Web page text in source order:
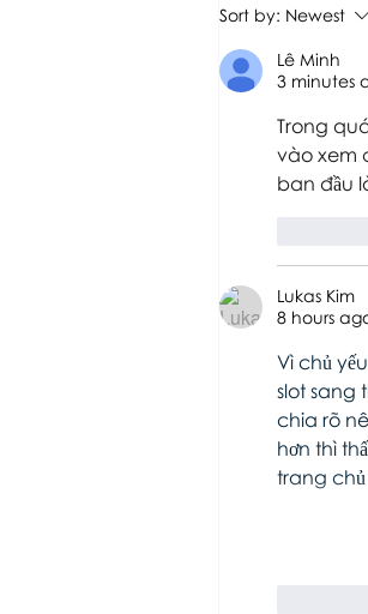
'The
resources
Sort by: Newest
Lê Minh
3 minutes
Trong
vào xem
ban đầu
Lukas Kim
8 hours
Vì chủ
slot sang
chia rõ
hơn thì
trang chủ